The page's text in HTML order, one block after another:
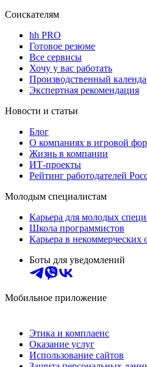
Соискателям
hh PRO
Готовое резюме
Все сервисы
Хочу у вас работать
Производственный
Экспертная рекомендация
Новости и статьи
Блог
О компаниях в игровой
Жизнь в компании
ИТ-проекты
Рейтинг работодателей
Молодым специалистам
Карьера для молодых
Школа программистов
Карьера в некоммерческих
Боты для уведомлений
Мобильное приложение
Этика и комплаенс
Оказание услуг
Использование сайтов